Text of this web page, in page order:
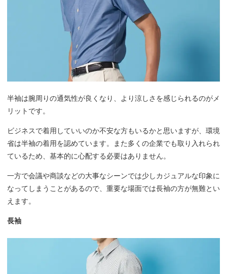
半袖は腕周りの通気性が良くなり、より涼しさを感じられるのがメ
リットです。
ビジネスで着用していいのか不安な方もいるかと思いますが、環境
省は半袖の着用を認めています。また多くの企業でも取り入れられ
ているため、基本的に心配する必要はありません。
一方で会議や商談などの大事なシーンでは少しカジュアルな印象に
なってしまうことがあるので、重要な場面では長袖の方が無難とい
えます。
長袖